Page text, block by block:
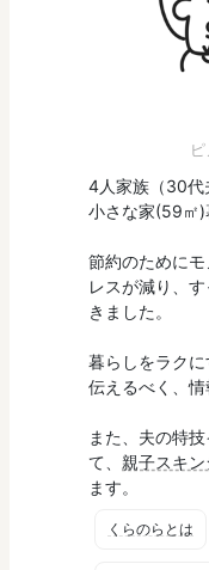
4人家族（30代
小さな家(59㎡)
節約のために
レスが減り、
きました。
暮らしをラク
伝えるべく、情
また、夫の特
て、 親子スキ
ます。
くらのらとは